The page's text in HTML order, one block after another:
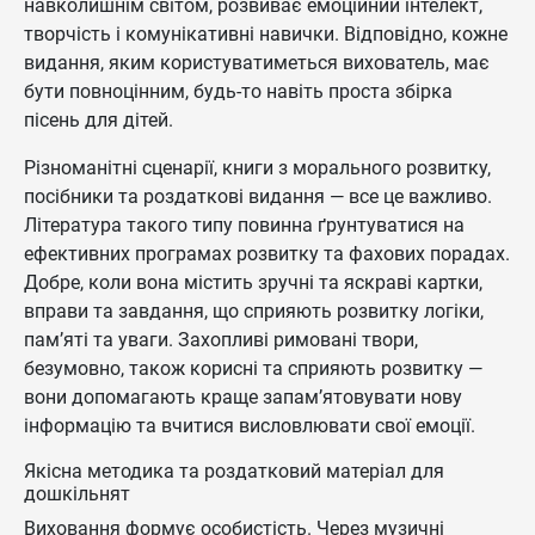
навколишнім світом, розвиває емоційний інтелект,
творчість і комунікативні навички. Відповідно, кожне
видання, яким користуватиметься вихователь, має
бути повноцінним, будь-то навіть проста збірка
пісень для дітей.
Різноманітні сценарії, книги з морального розвитку,
посібники та роздаткові видання — все це важливо.
Література такого типу повинна ґрунтуватися на
ефективних програмах розвитку та фахових порадах.
Добре, коли вона містить зручні та яскраві картки,
вправи та завдання, що сприяють розвитку логіки,
пам’яті та уваги. Захопливі римовані твори,
безумовно, також корисні та сприяють розвитку —
вони допомагають краще запам’ятовувати нову
інформацію та вчитися висловлювати свої емоції.
Якісна методика та роздатковий матеріал для
дошкільнят
Виховання формує особистість. Через музичні